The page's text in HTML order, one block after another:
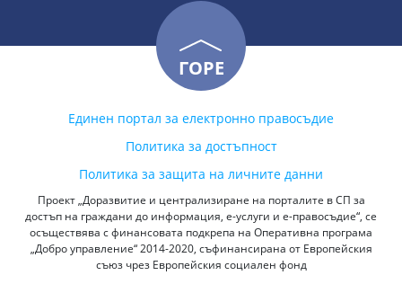
ГОРЕ
Единен портал за електронно правосъдие
Политика за достъпност
Политика за защита на личните данни
Проект „Доразвитие и централизиране на порталите в СП за
достъп на граждани до информация, е-услуги и е-правосъдие“, се
осъществява с финансовата подкрепа на Оперативна програма
„Добро управление“ 2014-2020, съфинансирана от Европейския
съюз чрез Европейския социален фонд